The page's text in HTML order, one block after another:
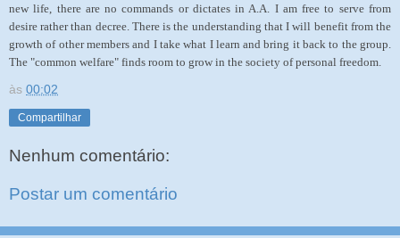
new life, there are no commands or dictates in A.A. I am free to serve from
desire rather than decree. There is the understanding that I will benefit from the
growth of other members and I take what I learn and bring it back to the group.
The "common welfare" finds room to grow in the society of personal freedom.
às 00:02
Compartilhar
Nenhum comentário:
Postar um comentário